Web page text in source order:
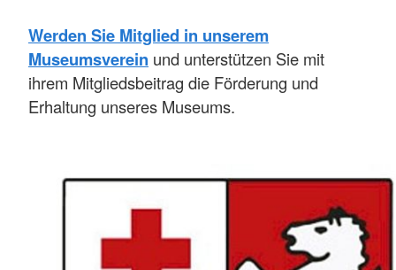
Werden Sie Mitglied in unserem
Museumsverein und unterstützen Sie mit
ihrem Mitgliedsbeitrag die Förderung und
Erhaltung unseres Museums.